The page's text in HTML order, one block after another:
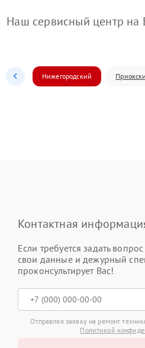
Наш сервисный центр на
Нижегородский
Контактная
Если требуется задать
свои данные и дежурный
проконсультирует Вас!
Отправляя заявку на ремонт
Политикой